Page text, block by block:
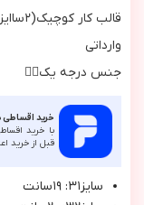
قالب كار كوچيك(٢ساايز بزرگتر از سايز پاي بچتون برداريد)
وارداتي
جنس درجه يك👌🏻
خرید
با خرید
قبل از خرید
سايز٣١: ١٩سانت